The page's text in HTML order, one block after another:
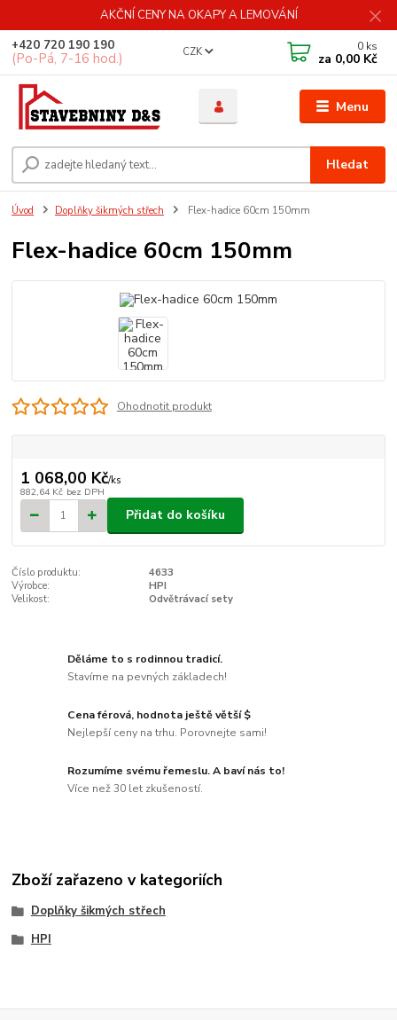
AKČNÍ CENY NA OKAPY A LEMOVÁNÍ
Menu
CZK
Hledat
+420 720 190 190
(Po-Pá, 7-16 hod.)
0 ks
za 0,00 Kč
Úvod Doplňky šikmých střech Flex-hadice 60cm 150mm
Flex-hadice 60cm 150mm
Ohodnotit produkt
1 068,00 Kč/ks
882,64 Kč bez DPH
Přidat do košíku
Číslo produktu:
4633
Výrobce:
HPI
Velikost:
Odvětrávací sety
Děláme to s rodinnou tradicí.
Stavíme na pevných základech!
Cena férová, hodnota ještě větší $
Nejlepší ceny na trhu. Porovnejte sami!
Rozumíme svému řemeslu. A baví nás to!
Více než 30 let zkušeností.
Zboží zařazeno v kategoriích
Doplňky šikmých střech
HPI